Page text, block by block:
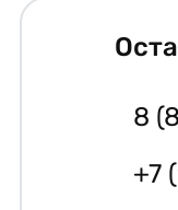
8
+7